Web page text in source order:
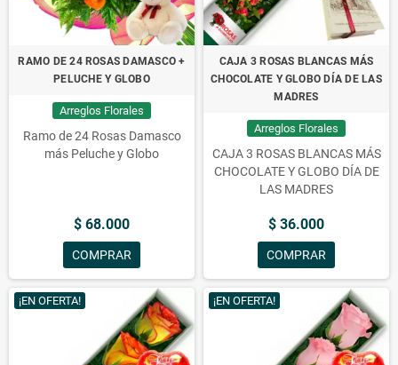
RAMO DE 24 ROSAS DAMASCO +
PELUCHE Y GLOBO
Arreglos Florales
Ramo de 24 Rosas Damasco
más Peluche y Globo
$ 68.000
COMPRAR
CAJA 3 ROSAS BLANCAS MÁS
CHOCOLATE Y GLOBO DÍA DE LAS
MADRES
Arreglos Florales
CAJA 3 ROSAS BLANCAS MÁS
CHOCOLATE Y GLOBO DÍA DE
LAS MADRES
$ 36.000
COMPRAR
¡EN OFERTA! ¡EN OFERTA!